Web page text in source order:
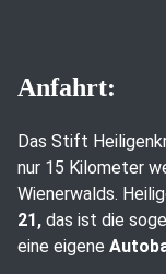
Anfahrt:
Das Stift
nur 15 Kilometer
Wienerwalds.
21, das ist die
eine eigene